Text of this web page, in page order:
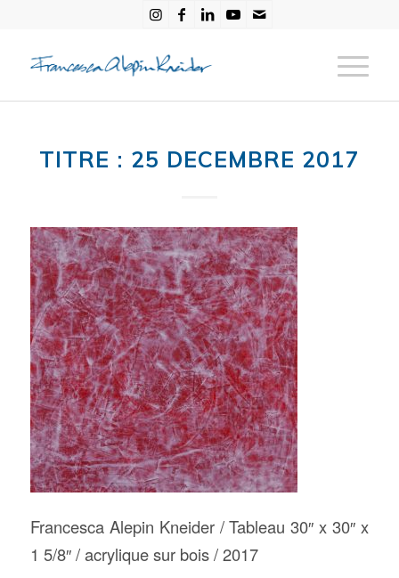
TITRE : 25 DECEMBRE 2017
Francesca Alepin Kneider / Tableau 30″ x 30″ x
1 5/8″ / acrylique sur bois / 2017